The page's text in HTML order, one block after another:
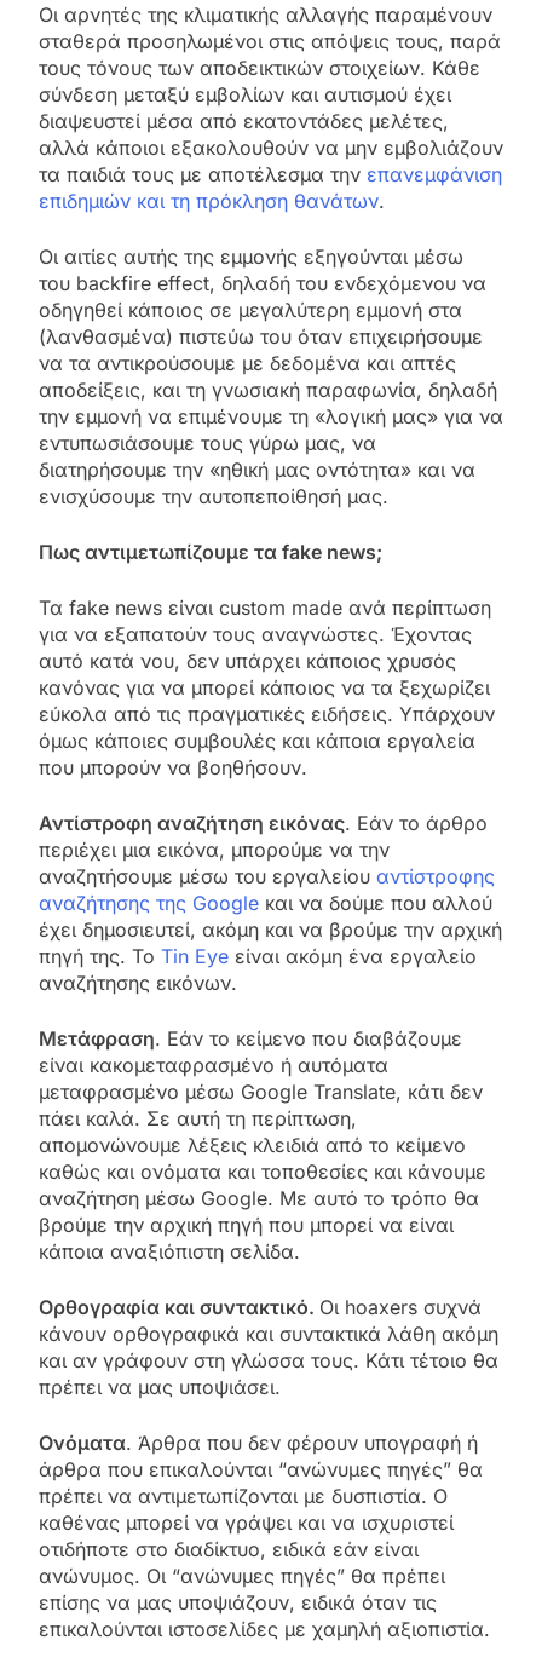
Οι αρνητές της κλιματικής αλλαγής παραμένουν
σταθερά προσηλωμένοι στις απόψεις τους, παρά
τους τόνους των αποδεικτικών στοιχείων. Κάθε
σύνδεση μεταξύ εμβολίων και αυτισμού έχει
διαψευστεί μέσα από εκατοντάδες μελέτες,
αλλά κάποιοι εξακολουθούν να μην εμβολιάζουν
τα παιδιά τους με αποτέλεσμα την επανεμφάνιση
επιδημιών και τη πρόκληση θανάτων.
Οι αιτίες αυτής της εμμονής εξηγούνται μέσω
του backfire effect, δηλαδή του ενδεχόμενου να
οδηγηθεί κάποιος σε μεγαλύτερη εμμονή στα
(λανθασμένα) πιστεύω του όταν επιχειρήσουμε
να τα αντικρούσουμε με δεδομένα και απτές
αποδείξεις, και τη γνωσιακή παραφωνία, δηλαδή
την εμμονή να επιμένουμε τη «λογική μας» για να
εντυπωσιάσουμε τους γύρω μας, να
διατηρήσουμε την «ηθική μας οντότητα» και να
ενισχύσουμε την αυτοπεποίθησή μας.
Πως αντιμετωπίζουμε τα fake news;
Τα fake news είναι custom made ανά περίπτωση
για να εξαπατούν τους αναγνώστες. Έχοντας
αυτό κατά νου, δεν υπάρχει κάποιος χρυσός
κανόνας για να μπορεί κάποιος να τα ξεχωρίζει
εύκολα από τις πραγματικές ειδήσεις. Υπάρχουν
όμως κάποιες συμβουλές και κάποια εργαλεία
που μπορούν να βοηθήσουν.
Αντίστροφη αναζήτηση εικόνας. Εάν το άρθρο
περιέχει μια εικόνα, μπορούμε να την
αναζητήσουμε μέσω του εργαλείου αντίστροφης
αναζήτησης της Google και να δούμε που αλλού
έχει δημοσιευτεί, ακόμη και να βρούμε την αρχική
πηγή της. Το Tin Eye είναι ακόμη ένα εργαλείο
αναζήτησης εικόνων.
Μετάφραση. Εάν το κείμενο που διαβάζουμε
είναι κακομεταφρασμένο ή αυτόματα
μεταφρασμένο μέσω Google Translate, κάτι δεν
πάει καλά. Σε αυτή τη περίπτωση,
απομονώνουμε λέξεις κλειδιά από το κείμενο
καθώς και ονόματα και τοποθεσίες και κάνουμε
αναζήτηση μέσω Google. Με αυτό το τρόπο θα
βρούμε την αρχική πηγή που μπορεί να είναι
κάποια αναξιόπιστη σελίδα.
Ορθογραφία και συντακτικό. Οι hoaxers συχνά
κάνουν ορθογραφικά και συντακτικά λάθη ακόμη
και αν γράφουν στη γλώσσα τους. Κάτι τέτοιο θα
πρέπει να μας υποψιάσει.
Ονόματα. Άρθρα που δεν φέρουν υπογραφή ή
άρθρα που επικαλούνται “ανώνυμες πηγές” θα
πρέπει να αντιμετωπίζονται με δυσπιστία. Ο
καθένας μπορεί να γράψει και να ισχυριστεί
οτιδήποτε στο διαδίκτυο, ειδικά εάν είναι
ανώνυμος. Οι “ανώνυμες πηγές” θα πρέπει
επίσης να μας υποψιάζουν, ειδικά όταν τις
επικαλούνται ιστοσελίδες με χαμηλή αξιοπιστία.